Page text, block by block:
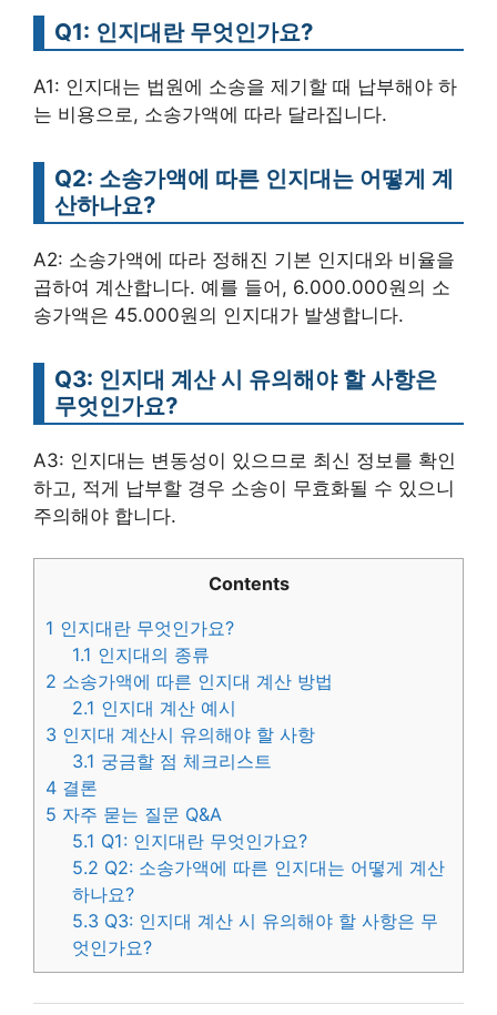
Q1: 인지대란 무엇인가요?
A1: 인지대는 법원에 소송을 제기할 때 납부해야 하
는 비용으로, 소송가액에 따라 달라집니다.
Q2: 소송가액에 따른 인지대는 어떻게 계
산하나요?
A2: 소송가액에 따라 정해진 기본 인지대와 비율을
곱하여 계산합니다. 예를 들어, 6.000.000원의 소
송가액은 45.000원의 인지대가 발생합니다.
Q3: 인지대 계산 시 유의해야 할 사항은
무엇인가요?
A3: 인지대는 변동성이 있으므로 최신 정보를 확인
하고, 적게 납부할 경우 소송이 무효화될 수 있으니
주의해야 합니다.
Contents
1 인지대란 무엇인가요?
1.1 인지대의 종류
2 소송가액에 따른 인지대 계산 방법
2.1 인지대 계산 예시
3 인지대 계산시 유의해야 할 사항
3.1 궁금할 점 체크리스트
4 결론
5 자주 묻는 질문 Q&A
5.1 Q1: 인지대란 무엇인가요?
5.2 Q2: 소송가액에 따른 인지대는 어떻게 계산
하나요?
5.3 Q3: 인지대 계산 시 유의해야 할 사항은 무
엇인가요?